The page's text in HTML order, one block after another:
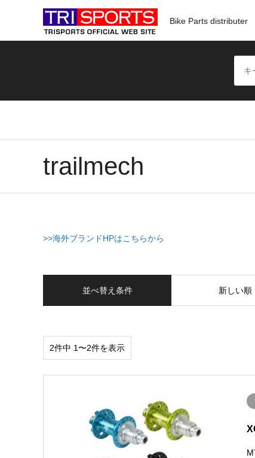
Bike Parts distributer
trailmech
>>海外ブランドHPはこちらから
並べ替え条件 新しい順
2件中 1〜2件を表示